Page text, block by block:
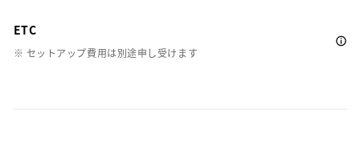
ETC
※ セットアップ費用は別途申し受けます